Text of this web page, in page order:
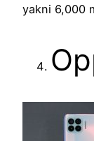
yakni 6,000